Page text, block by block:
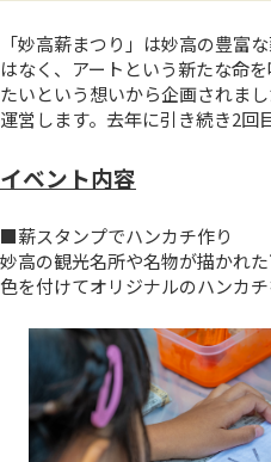
「妙高薪まつり」は妙高の豊富
はなく、アートという新たな命
たいという想いから企画されま
運営します。去年に引き続き2回
イベント内容
■薪スタンプでハンカチ作り
妙高の観光名所や名物が描かれ
色を付けてオリジナルのハンカ